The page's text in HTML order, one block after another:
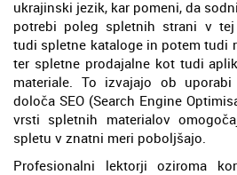
ukrajinski jezik, kar pomeni, da
potrebi poleg spletnih strani v
tudi spletne kataloge in potem tudi
ter spletne prodajalne kot tudi
materiale. To izvajajo ob
določa SEO (Search Engine
vrsti spletnih materialov
spletu v znatni meri poboljšajo.
Profesionalni lektorji oziroma